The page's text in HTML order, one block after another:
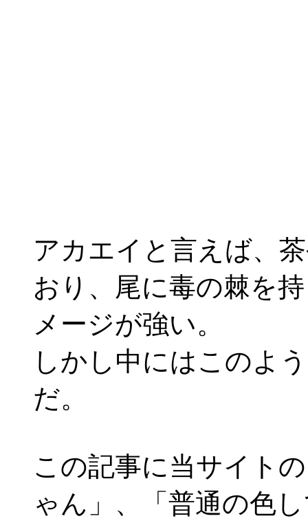
アカエイと言えば、
おり、尾に毒の棘を
メージが強い。
しかし中にはこのよ
だ。
この記事に当サイト
ゃん」、「普通の色